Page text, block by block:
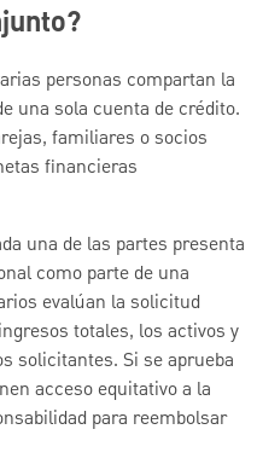
personas compartan la
una sola cuenta de crédito.
familiares o socios
financieras
una de las partes presenta
como parte de una
evalúan la solicitud
totales, los activos y
solicitantes. Si se aprueba
acceso equitativo a la
para reembolsar